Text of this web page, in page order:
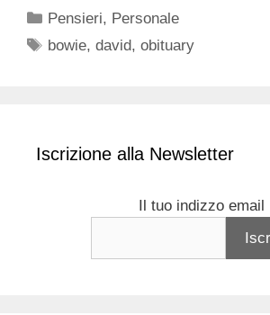
Categorie
Pensieri, Personale
Tag
bowie,david,obituary
Iscrizione alla Newsletter
Il tuo indizzo email